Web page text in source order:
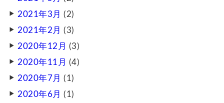
2021年3月 (2)
2021年2月 (3)
2020年12月 (3)
2020年11月 (4)
2020年7月 (1)
2020年6月 (1)